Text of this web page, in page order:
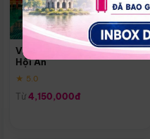
Vinpearl Resort & Golf Nam
Hội An
★ 5.0
Từ 4,150,000đ